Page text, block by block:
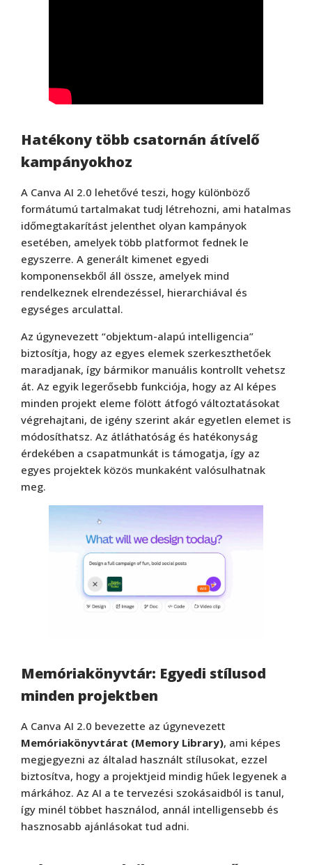
Hatékony több csatornán átívelő
kampányokhoz
A Canva AI 2.0 lehetővé teszi, hogy különböző
formátumú tartalmakat tudj létrehozni, ami hatalmas
időmegtakarítást jelenthet olyan kampányok
esetében, amelyek több platformot fednek le
egyszerre. A generált kimenet egyedi
komponensekből áll össze, amelyek mind
rendelkeznek elrendezéssel, hierarchiával és
egységes arculattal.
Az úgynevezett “objektum-alapú intelligencia”
biztosítja, hogy az egyes elemek szerkeszthetőek
maradjanak, így bármikor manuális kontrollt vehetsz
át. Az egyik legerősebb funkciója, hogy az AI képes
minden projekt eleme fölött átfogó változtatásokat
végrehajtani, de igény szerint akár egyetlen elemet is
módosíthatsz. Az átláthatóság és hatékonyság
érdekében a csapatmunkát is támogatja, így az
egyes projektek közös munkaként valósulhatnak
meg.
Memóriakönyvtár: Egyedi stílusod
minden projektben
A Canva AI 2.0 bevezette az úgynevezett
Memóriakönyvtárat (Memory Library), ami képes
megjegyezni az általad használt stílusokat, ezzel
biztosítva, hogy a projektjeid mindig hűek legyenek a
márkához. Az AI a te tervezési szokásaidból is tanul,
így minél többet használod, annál intelligensebb és
hasznosabb ajánlásokat tud adni.